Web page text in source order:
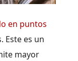
en puntos
Este es un
mayor